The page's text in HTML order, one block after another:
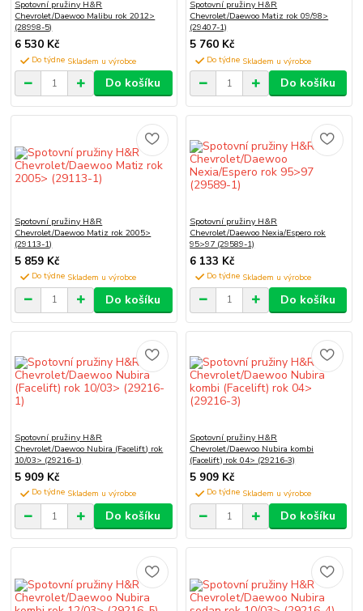
Spotovní pružiny H&R
Chevrolet/Daewoo Malibu rok 2012>
(28998-5)
6 530 Kč
Do týdne
Do košíku
Spotovní pružiny H&R
Chevrolet/Daewoo Matiz rok 09/98>
(29407-1)
5 760 Kč
Do týdne
Do košíku
Spotovní pružiny H&R
Chevrolet/Daewoo Matiz rok 2005>
(29113-1)
5 859 Kč
Do týdne
Do košíku
Spotovní pružiny H&R
Chevrolet/Daewoo Nexia/Espero rok
95>97 (29589-1)
6 133 Kč
Do týdne
Do košíku
Spotovní pružiny H&R
Chevrolet/Daewoo Nubira (Facelift) rok
10/03> (29216-1)
5 909 Kč
Do týdne
Do košíku
Spotovní pružiny H&R
Chevrolet/Daewoo Nubira kombi
(Facelift) rok 04> (29216-3)
5 909 Kč
Do týdne
Do košíku